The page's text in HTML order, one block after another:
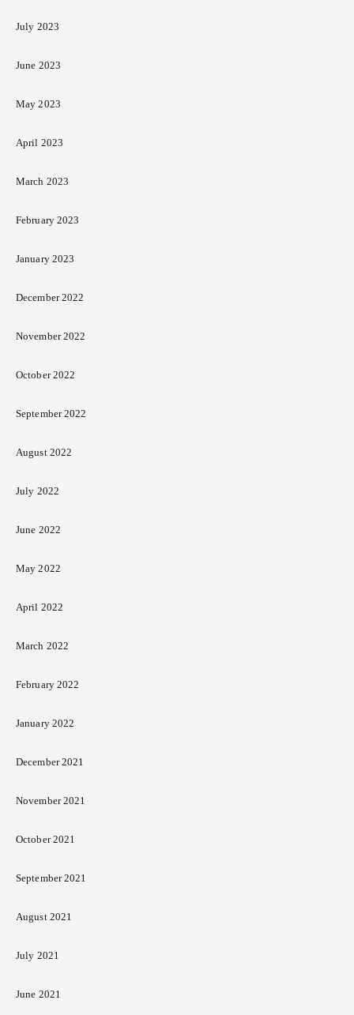
July 2023
June 2023
May 2023
April 2023
March 2023
February 2023
January 2023
December 2022
November 2022
October 2022
September 2022
August 2022
July 2022
June 2022
May 2022
April 2022
March 2022
February 2022
January 2022
December 2021
November 2021
October 2021
September 2021
August 2021
July 2021
June 2021